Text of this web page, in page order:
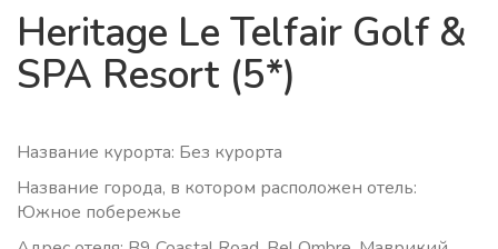
Heritage Le Telfair Golf &
SPA Resort (5*)
Название курорта: Без курорта
Название города, в котором расположен отель:
Южное побережье